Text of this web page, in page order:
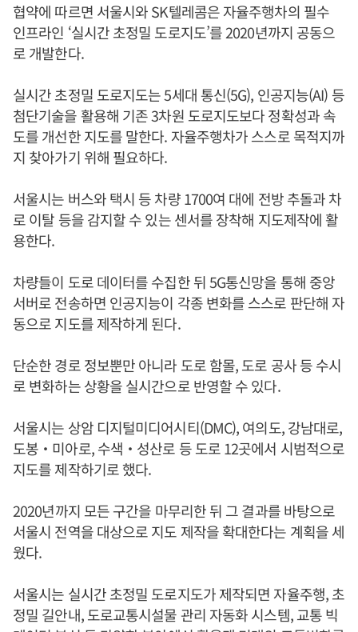
협약에 따르면 서울시와 SK텔레콤은 자율주행차의 필수
인프라인 ‘실시간 초정밀 도로지도’를 2020년까지 공동으
로 개발한다.
실시간 초정밀 도로지도는 5세대 통신(5G), 인공지능(AI) 등
첨단기술을 활용해 기존 3차원 도로지도보다 정확성과 속
도를 개선한 지도를 말한다. 자율주행차가 스스로 목적지까
지 찾아가기 위해 필요하다.
서울시는 버스와 택시 등 차량 1700여 대에 전방 추돌과 차
로 이탈 등을 감지할 수 있는 센서를 장착해 지도제작에 활
용한다.
차량들이 도로 데이터를 수집한 뒤 5G통신망을 통해 중앙
서버로 전송하면 인공지능이 각종 변화를 스스로 판단해 자
동으로 지도를 제작하게 된다.
단순한 경로 정보뿐만 아니라 도로 함몰, 도로 공사 등 수시
로 변화하는 상황을 실시간으로 반영할 수 있다.
서울시는 상암 디지털미디어시티(DMC), 여의도, 강남대로,
도봉‧미아로, 수색‧성산로 등 도로 12곳에서 시범적으로
지도를 제작하기로 했다.
2020년까지 모든 구간을 마무리한 뒤 그 결과를 바탕으로
서울시 전역을 대상으로 지도 제작을 확대한다는 계획을 세
웠다.
서울시는 실시간 초정밀 도로지도가 제작되면 자율주행, 초
정밀 길안내, 도로교통시설물 관리 자동화 시스템, 교통 빅